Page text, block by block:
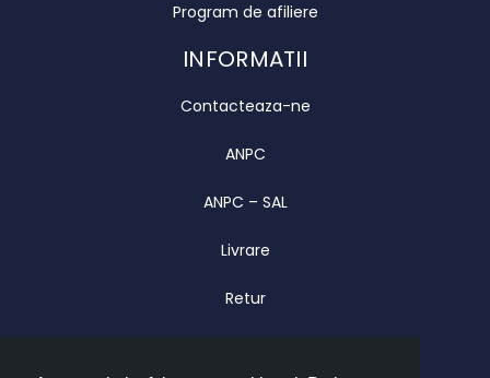
Program de afiliere
INFORMATII
Contacteaza-ne
ANPC
ANPC – SAL
Livrare
Retur